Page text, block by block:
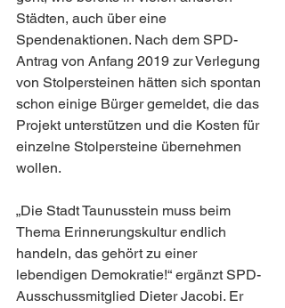
Städten, auch über eine
Spendenaktionen. Nach dem SPD-
Antrag von Anfang 2019 zur Verlegung
von Stolpersteinen hätten sich spontan
schon einige Bürger gemeldet, die das
Projekt unterstützen und die Kosten für
einzelne Stolpersteine übernehmen
wollen.
„Die Stadt Taunusstein muss beim
Thema Erinnerungskultur endlich
handeln, das gehört zu einer
lebendigen Demokratie!“ ergänzt SPD-
Ausschussmitglied Dieter Jacobi. Er